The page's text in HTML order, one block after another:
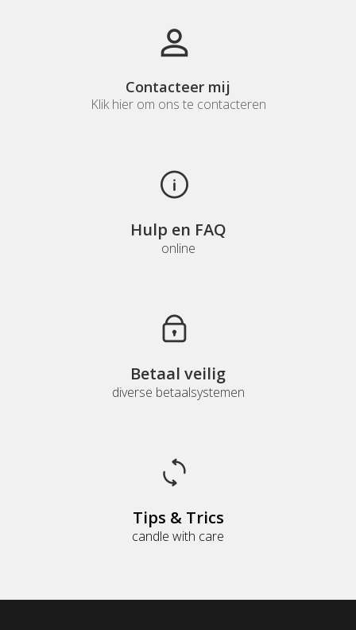
Contacteer mij
Klik hier om ons te contacteren
Hulp en FAQ
online
Betaal veilig
diverse betaalsystemen
Tips & Trics
candle with care